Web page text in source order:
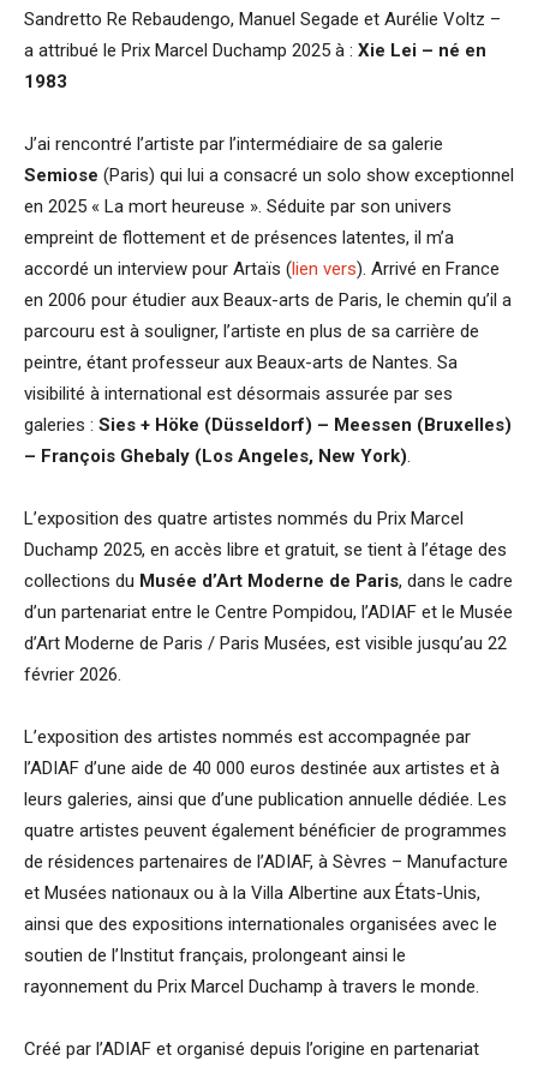
Sandretto Re Rebaudengo, Manuel Segade et Aurélie Voltz –
a attribué le Prix Marcel Duchamp 2025 à : Xie Lei – né en
1983
J’ai rencontré l’artiste par l’intermédiaire de sa galerie
Semiose (Paris) qui lui a consacré un solo show exceptionnel
en 2025 « La mort heureuse ». Séduite par son univers
empreint de flottement et de présences latentes, il m’a
accordé un interview pour Artaïs (lien vers). Arrivé en France
en 2006 pour étudier aux Beaux-arts de Paris, le chemin qu’il a
parcouru est à souligner, l’artiste en plus de sa carrière de
peintre, étant professeur aux Beaux-arts de Nantes. Sa
visibilité à international est désormais assurée par ses
galeries : Sies + Höke (Düsseldorf) – Meessen (Bruxelles)
– François Ghebaly (Los Angeles, New York).
L’exposition des quatre artistes nommés du Prix Marcel
Duchamp 2025, en accès libre et gratuit, se tient à l’étage des
collections du Musée d’Art Moderne de Paris, dans le cadre
d’un partenariat entre le Centre Pompidou, l’ADIAF et le Musée
d’Art Moderne de Paris / Paris Musées, est visible jusqu’au 22
février 2026.
L’exposition des artistes nommés est accompagnée par
l’ADIAF d’une aide de 40 000 euros destinée aux artistes et à
leurs galeries, ainsi que d’une publication annuelle dédiée. Les
quatre artistes peuvent également bénéficier de programmes
de résidences partenaires de l’ADIAF, à Sèvres – Manufacture
et Musées nationaux ou à la Villa Albertine aux États-Unis,
ainsi que des expositions internationales organisées avec le
soutien de l’Institut français, prolongeant ainsi le
rayonnement du Prix Marcel Duchamp à travers le monde.
Créé par l’ADIAF et organisé depuis l’origine en partenariat